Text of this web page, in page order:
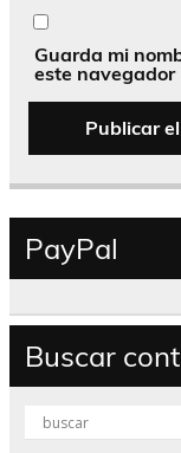
Guarda mi
este navegador
PayPal
Buscar